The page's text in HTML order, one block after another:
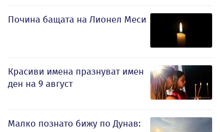
Почина бащата на Лионел Меси
Красиви имена празнуват имен
ден на 9 август
Малко познато бижу по Дунав: